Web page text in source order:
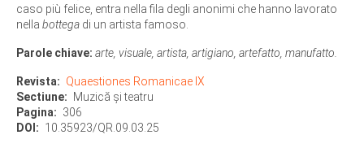
caso più felice, entra nella fila degli anonimi che hanno lavorato
nella bottega di un artista famoso.
Parole chiave: arte, visuale, artista, artigiano, artefatto, manufatto.
Revista
Quaestiones Romanicae IX
Sectiune
Muzică și teatru
Pagina
306
DOI
10.35923/QR.09.03.25